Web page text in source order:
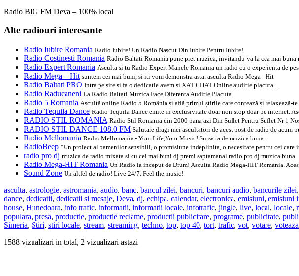
Radio BIG FM Deva – 100% local
Alte radiouri interesante
Radio Iubire Romania Radio Iubire! Un Radio Nascut Din Iubire Pentru Iubire!
Radio Costinesti Romania Radio Baltati Romania pune pret muzica, invitandu-va la cea mai
Radio Expert Romania Asculta si tu Radio Expert Manele Romania un radio cu o experienta de
Radio Mega – Hit suntem cei mai buni, si iti vom demonstra asta. asculta Radio Mega - Hit
Radio Baltati PRO Intra pe site si fa o dedicatie avem si XAT CHAT Online auditie placuta...
Radio Raducaneni La Radio Baltati Muzica Face Diferenta Auditie Placuta.
Radio 5 Romania Ascultă online Radio 5 România și află primul știrile care contează și relaxează-
Radio Tequila Dance Radio Tequila Dance emite in exclusivitate doar non-stop doar pe internet.
RADIO STIL ROMANIA Radio Stil Romania din 2000 pana azi Din Suflet Pentru Suflet Nr 1
RADIO STIL DANCE 108.0 FM Salutare dragi mei ascultatori de acest post de radio de
Radio Mellomania Radio Mellomania - Your Life,Your Music! Sursa ta de muzica buna.
RadioBeep “Un proiect al oamenilor sensibili, o promisiune indeplinita, o necesitate pentru cei
radio pro dj muzica de radio mixata si cu cei mai buni dj premi saptamanal radio pro dj muzica buna
Radio Mega-HIT Romania Un Radio la inceput de Drum! Asculta Radio Mega-HIT Romania.
Sound Zone Un altfel de radio! Live 24/7. Feel the music!
asculta, astrologie, astromania, audio, banc, bancul zilei, bancuri, bancuri audio, bancurile zilei,
dance, dedicatii, dedicatii si mesaje, Deva, dj, echipa. calendar, electronica, emisiuni, emisiuni
house, Hunedoara, info trafic, informatii, informatii locale, infotrafic, jingle, live, local, locale,
populara, presa, productie, productie reclame, productii publicitare, programe, publicitate,
Simeria, Stiri, stiri locale, stream, streaming, techno, top, top 40, tort, trafic, vot, votare, voteaza
1588 vizualizari in total, 2 vizualizari astazi